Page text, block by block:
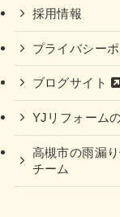
採用情報
プライバシー
ブログサイト
YJリフォーム
高槻市の雨漏
チーム